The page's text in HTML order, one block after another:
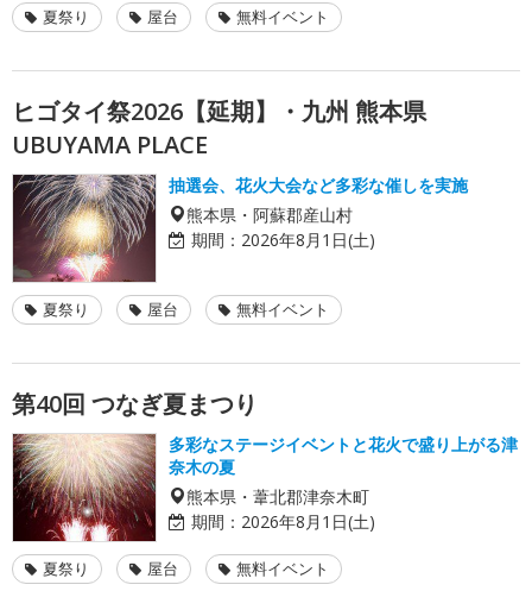
夏祭り 屋台 無料イベント
ヒゴタイ祭2026【延期】・九州 熊本県
UBUYAMA PLACE
抽選会、花火大会など多彩な催しを実施
熊本県・阿蘇郡産山村
期間： 2026年8月1日(土)
夏祭り 屋台 無料イベント
第40回 つなぎ夏まつり
多彩なステージイベントと花火で盛り上がる津
奈木の夏
熊本県・葦北郡津奈木町
期間： 2026年8月1日(土)
夏祭り 屋台 無料イベント